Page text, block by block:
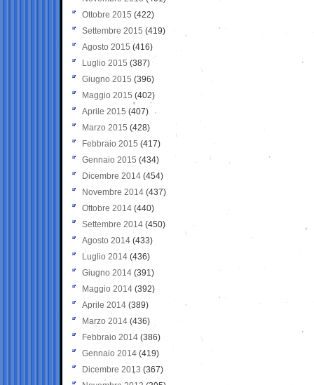
Ottobre 2015 (422)
Settembre 2015 (419)
Agosto 2015 (416)
Luglio 2015 (387)
Giugno 2015 (396)
Maggio 2015 (402)
Aprile 2015 (407)
Marzo 2015 (428)
Febbraio 2015 (417)
Gennaio 2015 (434)
Dicembre 2014 (454)
Novembre 2014 (437)
Ottobre 2014 (440)
Settembre 2014 (450)
Agosto 2014 (433)
Luglio 2014 (436)
Giugno 2014 (391)
Maggio 2014 (392)
Aprile 2014 (389)
Marzo 2014 (436)
Febbraio 2014 (386)
Gennaio 2014 (419)
Dicembre 2013 (367)